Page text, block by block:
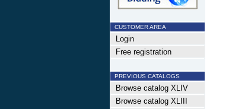
CUSTOMER AREA
Login
Free registration
PREVIOUS CATALOGS
Browse catalog XLIV
Browse catalog XLIII